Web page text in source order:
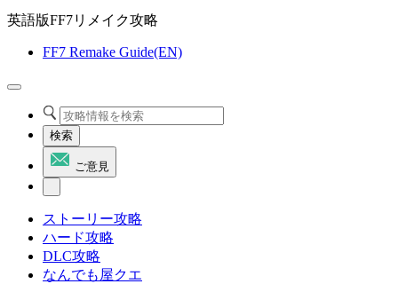
英語版FF7リメイク攻略
FF7 Remake Guide(EN)
検索
ご意見
ストーリー攻略
ハード攻略
DLC攻略
なんでも屋クエ